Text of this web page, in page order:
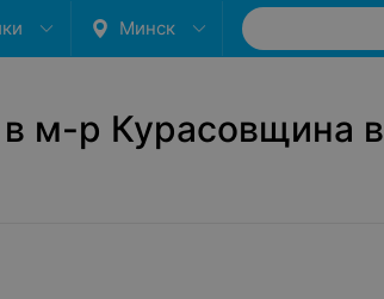
Минск
м-р Курасовщина в